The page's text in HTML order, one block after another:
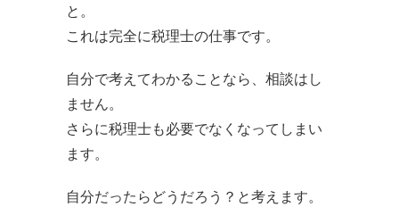
と。
これは完全に税理士の仕事です。
自分で考えてわかることなら、相談はし
ません。
さらに税理士も必要でなくなってしまい
ます。
自分だったらどうだろう？と考えます。